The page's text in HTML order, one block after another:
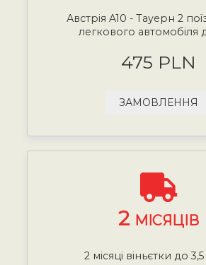
Австрія A10 - Тауерн 2
легкового автомобіля
475 PLN
ЗАМОВЛЕННЯ
2 МІСЯЦІВ
2 місяці віньєтки до